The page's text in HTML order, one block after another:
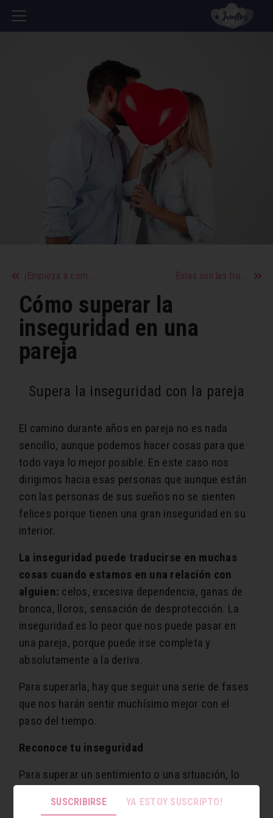
¡Empieza a comer más pescado! Éstas son las frutas que te ayudarán a adelgazar
Cómo superar la
inseguridad en una
pareja
Supera la inseguridad con la pareja
El camino durante años en pareja no es nada
sencillo, aunque podemos hacer cosas para que
todo vaya lo mejor posible. En este caso nos
dirigimos hacia esas personas que aunque están
con las personas de sus sueños no se sienten
felices porque tienen una gran inseguridad en su
interior.
La inseguridad puede traducirse en muchas
cosas cuando estamos en una relación con
alguien: celos, excesiva dependencia, ganas de
bronca, lloros, sensación de desprotección. La
inseguridad es lo peor que nos puede pasar en
una pareja, porque puede irse completa y
absolutamente a la deriva.
Para superarla, hay que seguir una serie de fases
que nos harán sentir muchísimo mejor con el
paso del tiempo.
Reconoce tu inseguridad
Para superar un sentimiento o una situación, lo
cuenta de que eso existe. Reconoce tu
SUSCRIBIRSE YA ESTOY SUSCRIPTO!